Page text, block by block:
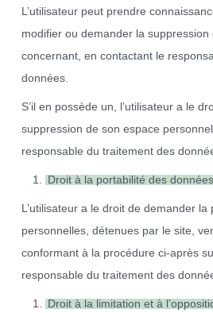
L’utilisateur peut prendre
modifier ou demander la suppression
concernant, en contactant le
données.
S’il en possède un, l’utilisateur a le
suppression de son espace
responsable du traitement des
Droit à la portabilité des données
L’utilisateur a le droit de demander
personnelles, détenues par le site,
conformant à la procédure ci-après
responsable du traitement des
Droit à la limitation et à